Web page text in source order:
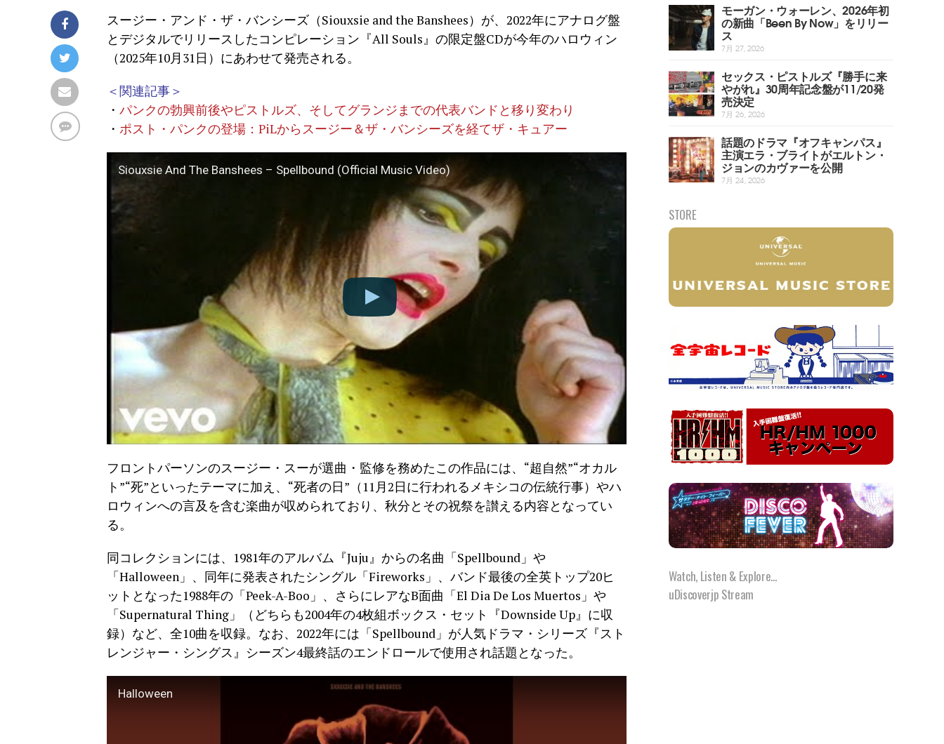
スージー・アンド・ザ・バンシーズ（Siouxsie and the Banshees）が、2022年にアナログ盤
とデジタルでリリースしたコンピレーション『All Souls』の限定盤CDが今年のハロウィン
（2025年10月31日）にあわせて発売される。
＜関連記事＞
・ パンクの勃興前後やピストルズ、そしてグランジまでの代表バンドと移り変わり
・ ポスト・パンクの登場：PiLからスージー＆ザ・バンシーズを経てザ・キュアー
Siouxsie And The Banshees – Spellbound (Official Music Video)
フロントパーソンのスージー・スーが選曲・監修を務めたこの作品には、“超自然”“オカル
ト”“死”といったテーマに加え、“死者の日”（11月2日に行われるメキシコの伝統行事）やハ
ロウィンへの言及を含む楽曲が収められており、秋分とその祝祭を讃える内容となってい
る。
同コレクションには、1981年のアルバム『Juju』からの名曲「Spellbound」や
「Halloween」、同年に発表されたシングル「Fireworks」、バンド最後の全英トップ20ヒ
ットとなった1988年の「Peek-A-Boo」、さらにレアなB面曲「El Dia De Los Muertos」や
「Supernatural Thing」（どちらも2004年の4枚組ボックス・セット『Downside Up』に収
録）など、全10曲を収録。なお、2022年には「Spellbound」が人気ドラマ・シリーズ『スト
レンジャー・シングス』シーズン4最終話のエンドロールで使用され話題となった。
Halloween
モーガン・ウォーレン、2026年初
の新曲「Been By Now」をリリー
ス
7月 27, 2026
セックス・ピストルズ『勝手に来
やがれ』30周年記念盤が11/20発
売決定
7月 26, 2026
話題のドラマ『オフキャンパス』
主演エラ・ブライトがエルトン・
ジョンのカヴァーを公開
7月 24, 2026
STORE
Watch, Listen & Explore...
uDiscoverjp Stream